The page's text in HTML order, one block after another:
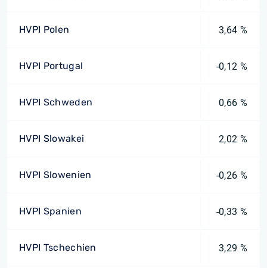
HVPI Polen 3,64 %
HVPI Portugal -0,12 %
HVPI Schweden 0,66 %
HVPI Slowakei 2,02 %
HVPI Slowenien -0,26 %
HVPI Spanien -0,33 %
HVPI Tschechien 3,29 %